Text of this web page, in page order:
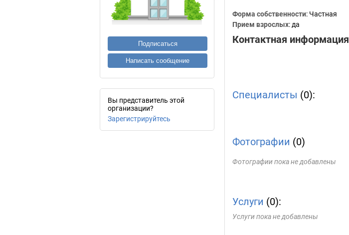
Подписаться
Написать сообщение
Вы представитель этой
организации?
Зарегистрируйтесь
Форма собственности: Частная
Прием взрослых: да
Контактная информация
Специалисты (0):
Фотографии (0)
Фотографии пока не добавлены
Услуги (0):
Услуги пока не добавлены